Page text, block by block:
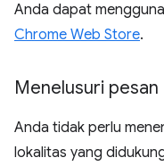
Anda dapat
Chrome Web Store.
Menelusuri pesan
Anda tidak perlu
lokalitas yang